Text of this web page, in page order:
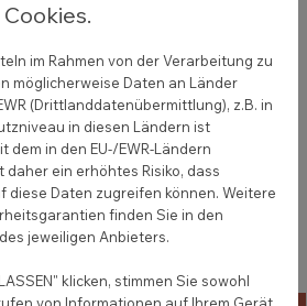
(WDVS)
im Rahmen von der Verarbeitung zu
möglicherweise Daten an Länder
(Drittlanddatenübermittlung), z.B. in
in diesen Ländern ist
dem in den EU-/EWR-Ländern
daher ein erhöhtes Risiko, dass
diese Daten zugreifen können. Weitere
finden Sie in den
jeweiligen Anbieters.
klicken, stimmen Sie sowohl